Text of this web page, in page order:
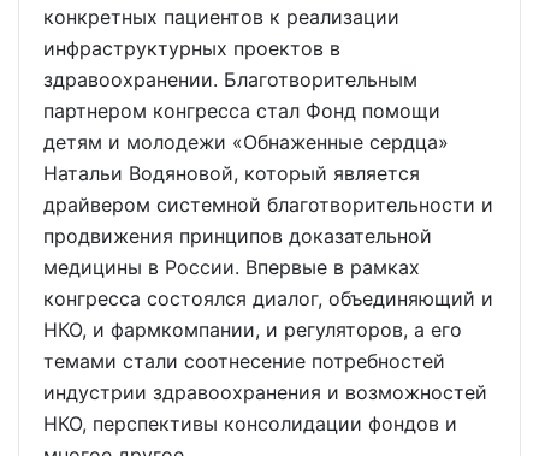
конкретных пациентов к реализации
инфраструктурных проектов в
здравоохранении. Благотворительным
партнером конгресса стал Фонд помощи
детям и молодежи «Обнаженные сердца»
Натальи Водяновой, который является
драйвером системной благотворительности и
продвижения принципов доказательной
медицины в России. Впервые в рамках
конгресса состоялся диалог, объединяющий и
НКО, и фармкомпании, и регуляторов, а его
темами стали соотнесение потребностей
индустрии здравоохранения и возможностей
НКО, перспективы консолидации фондов и